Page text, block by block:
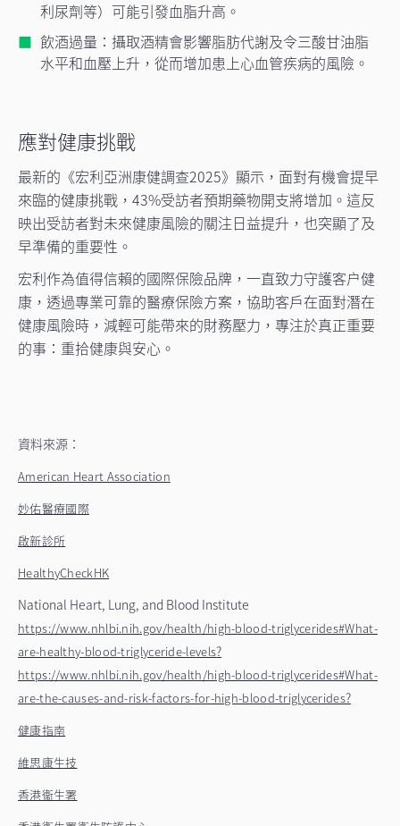
利尿劑等）可能引發血脂升高。
飲酒過量：攝取酒精會影響脂肪代謝及令三酸甘油脂
水平和血壓上升，從而增加患上心血管疾病的風險。
應對健康挑戰
最新的 《宏利亞洲康健調查2025》 顯示，面對有機會提早
來臨的健康挑戰，43%受訪者預期藥物開支將增加。這反
映出受訪者對未來健康風險的關注日益提升，也突顯了及
早準備的重要性。
宏利作為值得信賴的國際保險品牌，一直致力守護客户健
康，透過專業可靠的醫療保險方案，協助客戶在面對潛在
健康風險時，減輕可能帶來的財務壓力，專注於真正重要
的事：重拾健康與安心。
資料來源：
American Heart Association
妙佑醫療國際
啟新診所
HealthyCheckHK
National Heart, Lung, and Blood Institute
https://www.nhlbi.nih.gov/health/high-blood-triglycerides#What-
are-healthy-blood-triglyceride-levels?
https://www.nhlbi.nih.gov/health/high-blood-triglycerides#What-
are-the-causes-and-risk-factors-for-high-blood-triglycerides?
健康指南
維思康生技
香港衞生署